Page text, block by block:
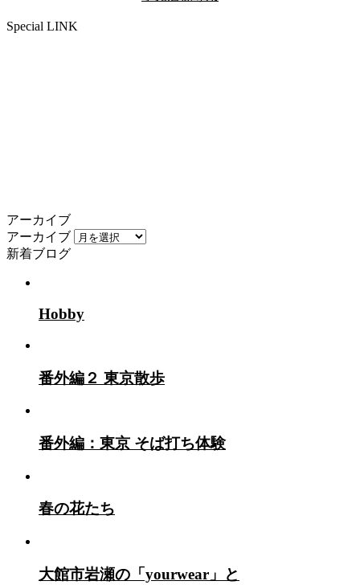
Special LINK
アーカイブ
アーカイブ
新着ブログ
Hobby
番外編２ 東京散歩
番外編：東京 そば打ち体験
春の花たち
大館市岩瀬の「yourwear」と